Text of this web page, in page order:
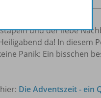
und der liebe
da! In diesem
Panik: Ein bisschen
Die Adventszeit - ein